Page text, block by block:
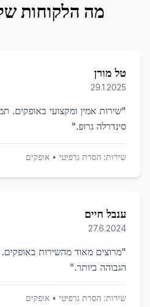
מה הלקוחות
טל מורן
29.1.2025
"שירות אמין ומקצועי באופקים.
סינדרלה גרופ."
שירות: הסרת גרפיטי • אופקים
ענבל חיים
27.6.2024
"מרוצים מאוד מהשירות
הגבוהה ביותר."
שירות: הסרת גרפיטי • אופקים